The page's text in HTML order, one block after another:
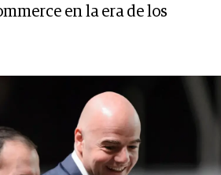
en la era de los